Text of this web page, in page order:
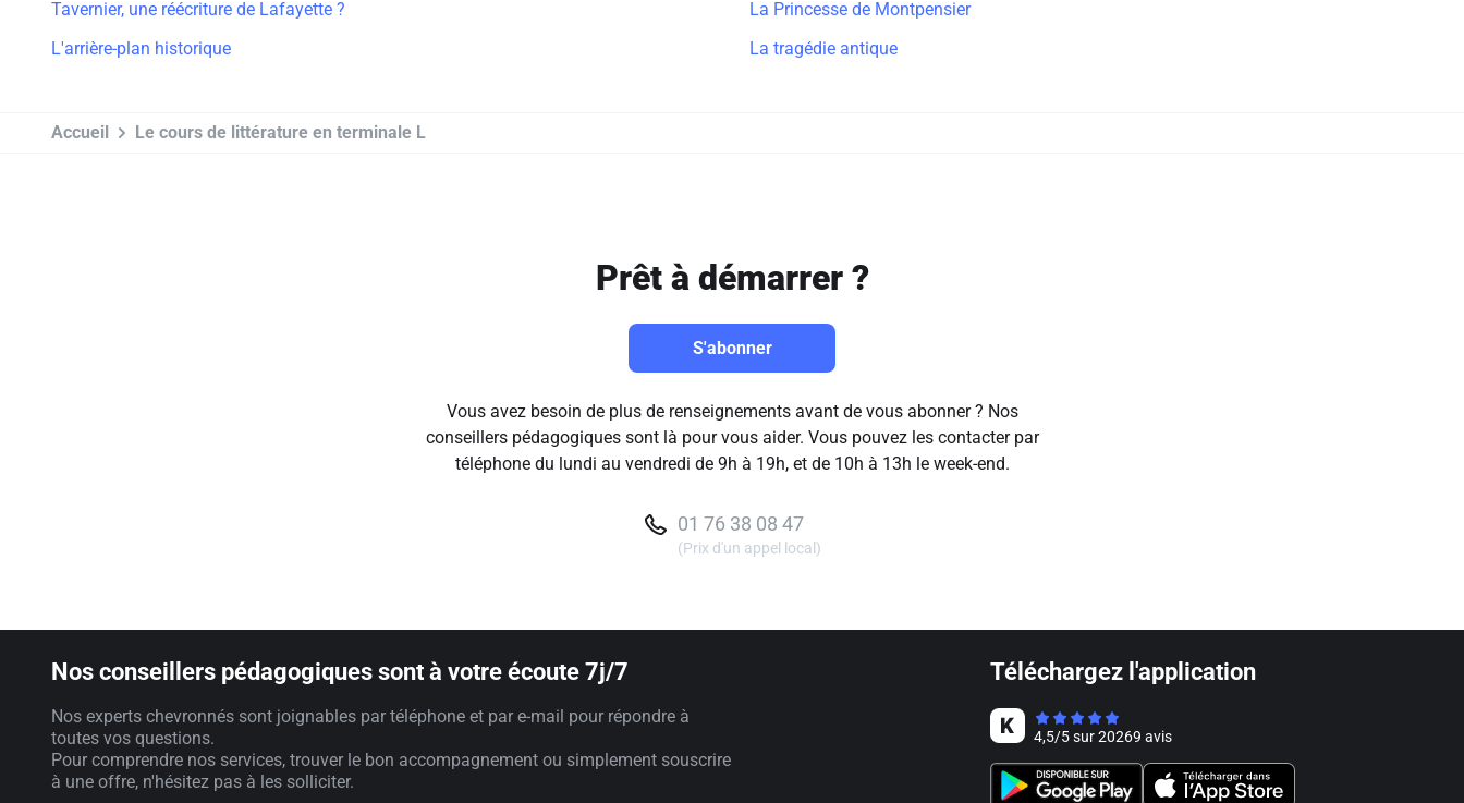
Tavernier, une réécriture de Lafayette ?
La Princesse de Montpensier
L'arrière-plan historique
La tragédie antique
Accueil Le cours de littérature en terminale L
Prêt à démarrer ?
S'abonner
Vous avez besoin de plus de renseignements avant de vous abonner ? Nos
conseillers pédagogiques sont là pour vous aider. Vous pouvez les contacter par
téléphone du lundi au vendredi de 9h à 19h, et de 10h à 13h le week-end.
01 76 38 08 47
(Prix d'un appel local)
Nos conseillers pédagogiques sont à votre écoute 7j/7
Nos experts chevronnés sont joignables par téléphone et par e-mail pour répondre à
toutes vos questions.
Pour comprendre nos services, trouver le bon accompagnement ou simplement souscrire
à une offre, n'hésitez pas à les solliciter.
Téléchargez l'application
4,5/5sur20269 avis